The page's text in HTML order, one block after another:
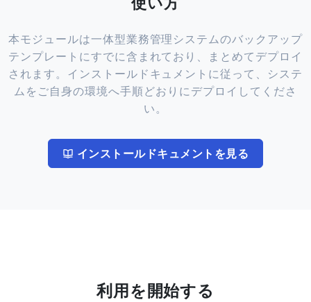
本モジュールは一体型業務管理システムのバックアップ
テンプレートにすでに含まれており、まとめてデプロイ
されます。インストールドキュメントに従って、システ
ムをご自身の環境へ手順どおりにデプロイしてくださ
い。
インストールドキュメントを見る
利用を開始する